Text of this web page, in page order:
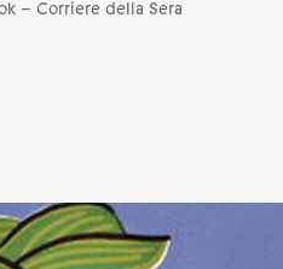
– Corriere della Sera